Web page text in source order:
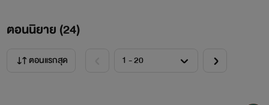
ตอนนิยาย (24)
ตอนแรกสุด